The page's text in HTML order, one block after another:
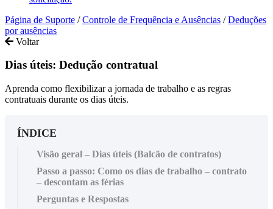
Página de Suporte / Controle de Frequência e Ausências / Deduções
por ausências
Voltar
Dias úteis: Dedução contratual
Aprenda como flexibilizar a jornada de trabalho e as regras
contratuais durante os dias úteis.
ÍNDICE
Visão geral – Dias úteis (Balcão de contratos)
Passo a passo: Como os dias de trabalho – contrato
– descontam as férias
Perguntas e Respostas